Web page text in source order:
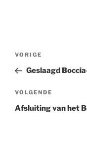
Bericht
Vorig
bericht
VORIGE
Geslaagd
Volgend
bericht
VOLGENDE
Afsluiting van het